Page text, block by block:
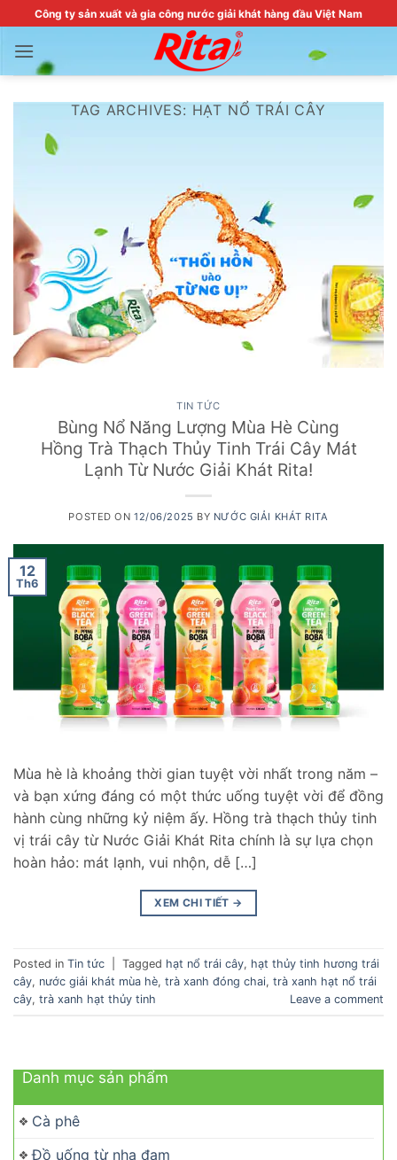
to
content
Công ty sản xuất và gia công nước giải khát hàng đầu Việt Nam
TAG ARCHIVES: HẠT NỔ TRÁI CÂY
TIN TỨC
Bùng Nổ Năng Lượng Mùa Hè Cùng
Hồng Trà Thạch Thủy Tinh Trái Cây Mát
Lạnh Từ Nước Giải Khát Rita!
POSTED ON12/06/2025 BY NƯỚC GIẢI KHÁT RITA
12
Th6
Mùa hè là khoảng thời gian tuyệt vời nhất trong năm –
và bạn xứng đáng có một thức uống tuyệt vời để đồng
hành cùng những kỷ niệm ấy. Hồng trà thạch thủy tinh
vị trái cây từ Nước Giải Khát Rita chính là sự lựa chọn
hoàn hảo: mát lạnh, vui nhộn, dễ […]
XEM CHI TIẾT →
Posted in Tin tức Tagged hạt nổ trái cây, hạt thủy tinh hương trái
cây, nước giải khát mùa hè, trà xanh đóng chai, trà xanh hạt nổ trái
cây, trà xanh hạt thủy tinh Leave a comment
Danh mục sản phẩm
Cà phê
Đồ uống từ nha đam